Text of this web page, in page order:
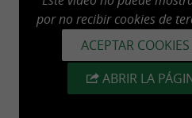
manualmente por
domina un oficio
generaciones.
El proceso de
por no recibir cookies de
ACEPTAR
ABRIR LA